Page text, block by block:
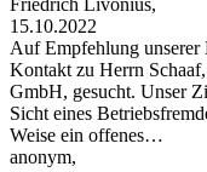
15.10.2022
Auf Empfehlung unserer
Kontakt zu Herrn
GmbH, gesucht. Unser
Sicht eines
Weise ein offenes…
anonym,